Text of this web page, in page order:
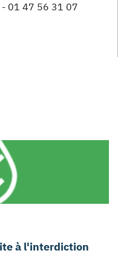
- 01 47 56 31 07
à l'interdiction